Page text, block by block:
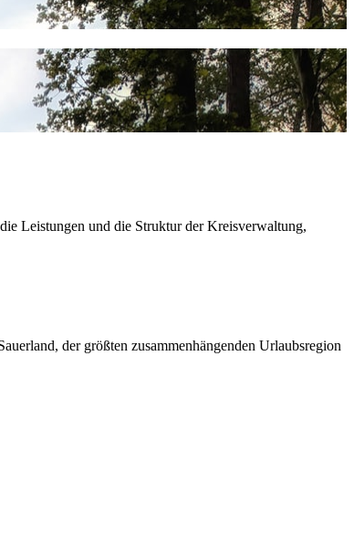
Leistungen und die Struktur der Kreisverwaltung,
der größten zusammenhängenden Urlaubsregion